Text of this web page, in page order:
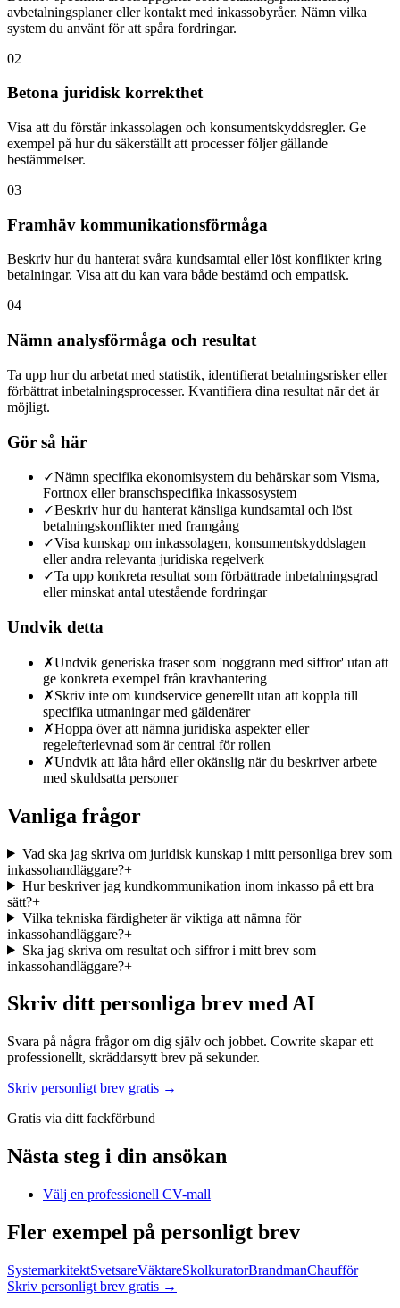
avbetalningsplaner eller kontakt med inkassobyråer. Nämn vilka
system du använt för att spåra fordringar.
02
Betona juridisk korrekthet
Visa att du förstår inkassolagen och konsumentskyddsregler. Ge
exempel på hur du säkerställt att processer följer gällande
bestämmelser.
03
Framhäv kommunikationsförmåga
Beskriv hur du hanterat svåra kundsamtal eller löst konflikter kring
betalningar. Visa att du kan vara både bestämd och empatisk.
04
Nämn analysförmåga och resultat
Ta upp hur du arbetat med statistik, identifierat betalningsrisker eller
förbättrat inbetalningsprocesser. Kvantifiera dina resultat när det är
möjligt.
Gör så här
✓Nämn specifika ekonomisystem du behärskar som Visma,
Fortnox eller branschspecifika inkassosystem
✓Beskriv hur du hanterat känsliga kundsamtal och löst
betalningskonflikter med framgång
✓Visa kunskap om inkassolagen, konsumentskyddslagen
eller andra relevanta juridiska regelverk
✓Ta upp konkreta resultat som förbättrade inbetalningsgrad
eller minskat antal utestående fordringar
Undvik detta
✗Undvik generiska fraser som 'noggrann med siffror' utan att
ge konkreta exempel från kravhantering
✗Skriv inte om kundservice generellt utan att koppla till
specifika utmaningar med gäldenärer
✗Hoppa över att nämna juridiska aspekter eller
regelefterlevnad som är central för rollen
✗Undvik att låta hård eller okänslig när du beskriver arbete
med skuldsatta personer
Vanliga frågor
Vad ska jag skriva om juridisk kunskap i mitt personliga brev som
inkassohandläggare?+
Hur beskriver jag kundkommunikation inom inkasso på ett bra
sätt?+
Vilka tekniska färdigheter är viktiga att nämna för
inkassohandläggare?+
Ska jag skriva om resultat och siffror i mitt brev som
inkassohandläggare?+
Skriv ditt personliga brev med AI
Svara på några frågor om dig själv och jobbet. Cowrite skapar ett
professionellt, skräddarsytt brev på sekunder.
Skriv personligt brev gratis →
Gratis via ditt fackförbund
Nästa steg i din ansökan
Välj en professionell CV-mall
Fler exempel på personligt brev
SystemarkitektSvetsareVäktareSkolkuratorBrandmanChaufför
Skriv personligt brev gratis →